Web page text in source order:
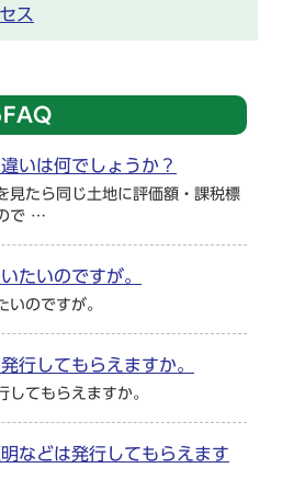
ス
FAQ
いは何でしょうか？
見たら同じ土地に評価額・課税標
で …
たいのですが。
いのですが。
行してもらえますか。
してもらえますか。
などは発行してもらえます